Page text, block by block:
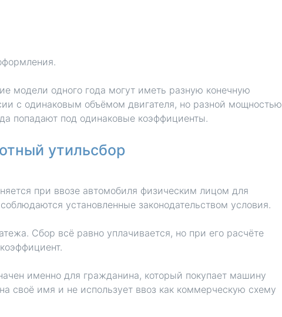
модели одного года могут иметь разную конечную
с одинаковым объёмом двигателя, но разной мощностью
попадают под одинаковые коэффициенты.
утильсбор
при ввозе автомобиля физическим лицом для
установленные законодательством условия.
Сбор всё равно уплачивается, но при его расчёте
именно для гражданина, который покупает машину
своё имя и не использует ввоз как коммерческую схему